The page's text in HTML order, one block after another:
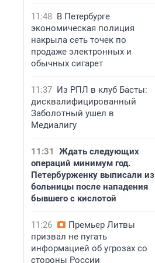
11:48 В Петербурге
экономическая полиция
накрыла сеть точек по
продаже электронных и
обычных сигарет
11:37 Из РПЛ в клуб Басты:
дисквалифицированный
Заболотный ушел в
Медиалигу
11:31
Ждать следующих
операций минимум год.
Петербурженку выписали из
больницы после нападения
бывшего с кислотой
11:26
Премьер Литвы
призвал не пугать
информацией об угрозах со
стороны России